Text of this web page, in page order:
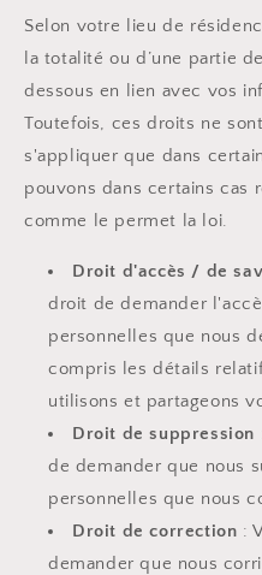
Selon votre lieu de
la totalité ou d’une partie
dessous en lien avec vos
Toutefois, ces droits ne
s'appliquer que dans
pouvons dans certains cas
comme le permet la loi.
Droit d'accès / de
droit de demander
personnelles que nous
compris les détails
utilisons et partageons
Droit de suppression
de demander que nous
personnelles que nous
Droit de correction :
demander que nous